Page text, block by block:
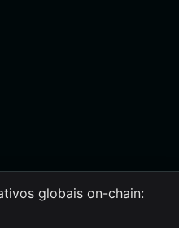
globais on-chain: